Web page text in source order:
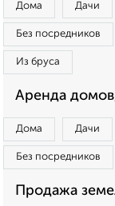
Дома Дачи
Без посредников
Из бруса
Аренда
Дома Дачи
Без посредников
Продажа